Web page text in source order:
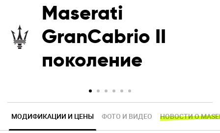
Maserati
GranCabrio II
поколение
МОДИФИКАЦИИ И ЦЕНЫ ФОТО И ВИДЕО НОВОСТИ О